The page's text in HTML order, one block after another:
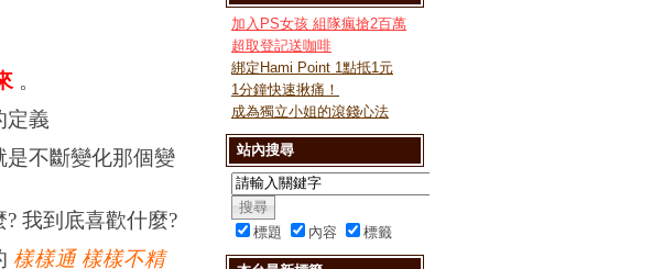
。
定義
是不斷變化那個變
我到底喜歡什麼?
樣樣通 樣樣不精
加入PS女孩 組隊瘋搶2百萬
超取登記送咖啡
綁定Hami Point 1點抵1元
1分鐘快速揪痛！
成為獨立小姐的滾錢心法
站內搜尋
標題 內容 標籤